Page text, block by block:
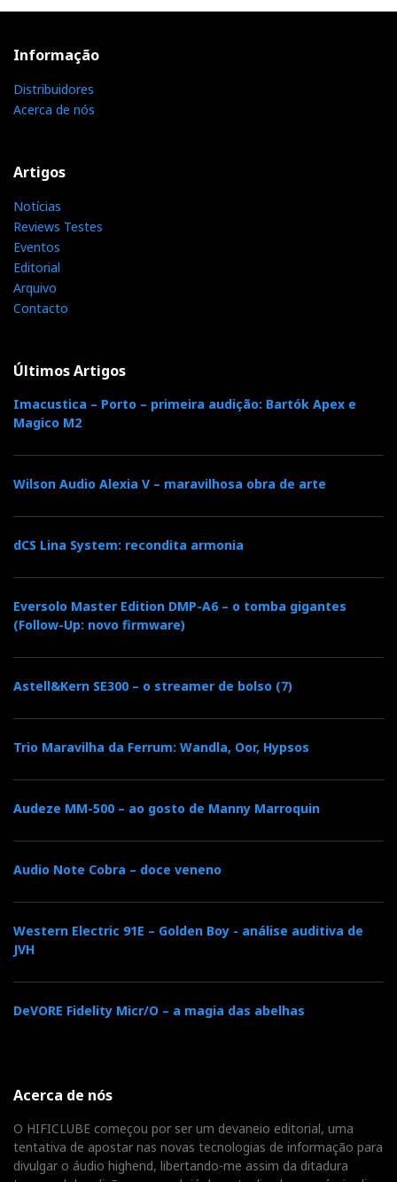
Informação
Distribuidores
Acerca de nós
Artigos
Notícias
Reviews Testes
Eventos
Editorial
Arquivo
Contacto
Últimos Artigos
Imacustica – Porto – primeira audição: Bartók Apex e
Magico M2
Wilson Audio Alexia V – maravilhosa obra de arte
dCS Lina System: recondita armonia
Eversolo Master Edition DMP-A6 – o tomba gigantes
(Follow-Up: novo firmware)
Astell&Kern SE300 – o streamer de bolso (7)
Trio Maravilha da Ferrum: Wandla, Oor, Hypsos
Audeze MM-500 – ao gosto de Manny Marroquin
Audio Note Cobra – doce veneno
Western Electric 91E – Golden Boy - análise auditiva de
JVH
DeVORE Fidelity Micr/O – a magia das abelhas
Acerca de nós
O HIFICLUBE começou por ser um devaneio editorial, uma
tentativa de apostar nas novas tecnologias de informação para
divulgar o áudio highend, libertando-me assim da ditadura